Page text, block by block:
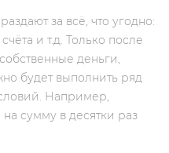
за всё, что угодно:
и т.д. Только после
деньги,
будет выполнить ряд
Например,
сумму в десятки раз